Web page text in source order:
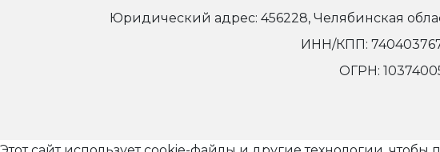
Юридический адрес: 456228, Челябинская
ИНН/КПП:
ОГРН: